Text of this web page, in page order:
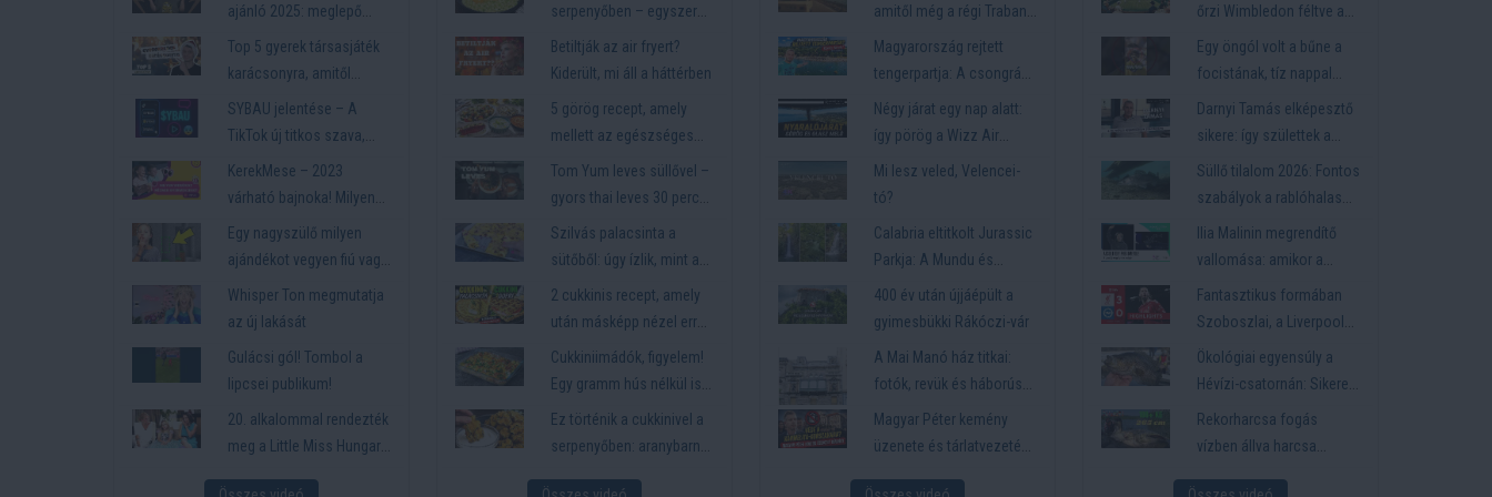
ajánló 2025: meglepő
újdonságok minden
korosztálynak🎄🎲🎁
Top 5 gyerek társasjáték
karácsonyra, amitől
felpezsdül az ünnep🎄
SYBAU jelentése – A
TikTok új titkos szava,
amit a tinik nem akarnak,
hogy megértsd
KerekMese – 2023
várható bajnoka! Milyen
videókat néznek
gyermekeink?
Egy nagyszülő milyen
ajándékot vegyen fiú vagy
lány unokájának, aminek
örülni is fog a gyerek?
Whisper Ton megmutatja
az új lakását
Gulácsi gól! Tombol a
lipcsei publikum!
20. alkalommal rendezték
meg a Little Miss Hungary
serpenyőben – egyszerű
és laktató vacsora
Betiltják az air fryert?
Kiderült, mi áll a háttérben
5 görög recept, amely
mellett az egészséges
étel sem tűnik
lemondásnak
Tom Yum leves süllővel –
gyors thai leves 30 perc
alatt
Szilvás palacsinta a
sütőből: úgy ízlik, mint a
gombóc
2 cukkinis recept, amely
után másképp nézel erre
a zöldségre
Cukkiniimádók, figyelem!
Egy gramm hús nélkül is
lehet isteni a vacsora
Ez történik a cukkinivel a
serpenyőben: aranybarna
amitől még a régi Trabant
is száguldani kezd
Magyarország rejtett
tengerpartja: A csongrádi
Körös-torok (Tengerparti
hangulat az Alföld
Négy járat egy nap alatt:
így pörög a Wizz Air
személyzete
Mi lesz veled, Velencei-
tó?
Calabria eltitkolt Jurassic
Parkja: A Mundu és
Galasia hármas
vízeséstúra
400 év után újjáépült a
gyimesbükki Rákóczi-vár
A Mai Manó ház titkai:
fotók, revük és háborús
árnyak
Magyar Péter kemény
üzenete és tárlatvezetése
őrzi Wimbledon féltve a
hagyományait
Egy öngól volt a bűne a
focistának, tíz nappal
később agyonlőtték
Darnyi Tamás elképesztő
sikere: így születtek a
113., 119., 125. és 130.
magyar olimpiai aranyak
Süllő tilalom 2026: Fontos
szabályok a rablóhalas
szezonban
Ilia Malinin megrendítő
vallomása: amikor a
média súlya a jégre kerül
Téli Olimpia 2026
Fantasztikus formában
Szoboszlai, a Liverpool
simán továbblépett az
Emirates FA kupában
Ökológiai egyensúly a
Hévízi-csatornán: Sikeres
gyérítő halászat az
inváziós fajok ellen
Rekorharcsa fogás
vízben állva harcsa